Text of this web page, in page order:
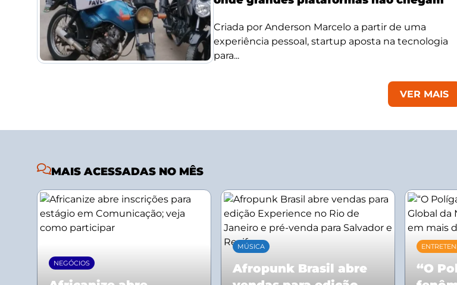
Criada por Anderson Marcelo a partir de uma
experiência pessoal, startup aposta na tecnologia
para...
VER MAIS
MAIS ACESSADAS NO MÊS
NEGÓCIOS
MÚSICA
Afropunk Brasil abre
“O